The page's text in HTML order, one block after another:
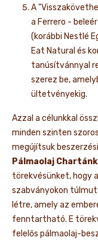
A
a Ferrero -
(korábbi Nestlé
Eat Natural és
tanúsítvánnyal
szerez be,
ültetvényekig.
Azzal a célunkkal
minden szinten
megújítsuk
Pálmaolaj
törekvésünket, hogy
szabványokon
létre, amely az
fenntartható. E
felelős pálmaolaj-